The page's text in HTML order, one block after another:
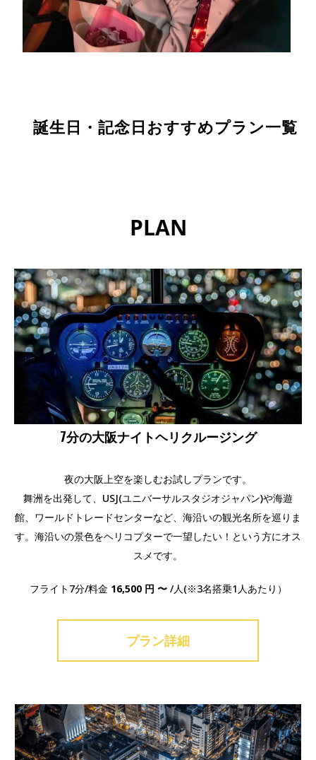
誕生日・記念日おすすめプラン一覧
PLAN
7分の大阪ナイトヘリクルージング
夜の大阪上空を楽しむお試しプランです。
舞洲を出発して、USJ(ユニバーサルスタジオジャパン)や海遊
館、ワールドトレードセンターなど、海沿いの観光名所を巡りま
す。海沿いの景色をヘリコプターで一望したい！という方にオス
スメです。
フライト7分/料金 16,500 円 〜/人(※3名搭乗1人あたり）
プラン詳細